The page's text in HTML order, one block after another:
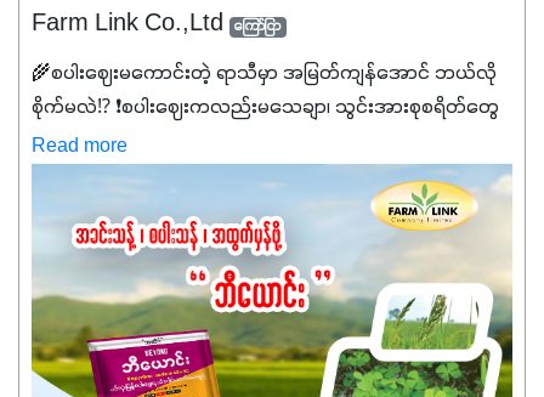
Farm Link Co.,Ltd ကြော်ငြာ
🌾စပါးဈေးမကောင်းတဲ့ ရာသီမှာ အမြတ်ကျန်အောင် ဘယ်လို
စိုက်မလဲ⁉️ ❗စပါးဈေးကလည်းမသေချာ၊ သွင်းအားစုစရိတ်တွေ
ကလည်း တက်နေတဲ့ဒီလိုအချိန်မှာ သွင်းအားစုဖိုးကို လျှော့ချပြီး
အထွက်နှုန်းကို ထိန်းထားနိုင်မှ ဦးကြီးတို့ အဆင်ပြေမှာနော် ✔️ဒါ
ကြောင့် ကိုယ်သုံးသမျှ ကိုယ့်အတွက်အကျိုးရစေမယ့်
အရည်အသွေးစိတ်ချရတဲ့ သွင်းအားစုပစ္စည်းတွေကိုပဲ ရွေးချယ်
သုံးသင့်ပါတယ်။
Read more